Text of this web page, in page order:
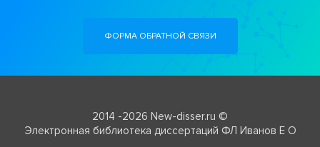
ФОРМА ОБРАТНОЙ СВЯЗИ
2014 -2026 New-disser.ru ©
Электронная библиотека диссертаций ФЛ Иванов Е О